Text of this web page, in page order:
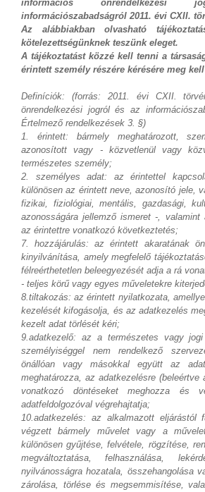
információs
információszabadságról 2011. évi CXII.
Az alábbiakban olvasható
kötelezettségünknek teszünk eleget.
A tájékoztatást közzé kell tenni a
érintett személy részére kérésére meg
Definíciók: (forrás: 2011. évi CXII.
önrendelkezési jogról és az
Értelmező rendelkezések 3. §)
1. érintett: bármely meghatározott,
azonosított vagy - közvetlenül vagy
természetes személy;
2. személyes adat: az érintettel
különösen az érintett neve, azonosító jele,
fizikai, fiziológiai, mentális, gazdasági,
azonosságára jellemző ismeret -, valamint
az érintettre vonatkozó következtetés;
7. hozzájárulás: az érintett akaratának
kinyilvánítása, amely megfelelő
félreérthetetlen beleegyezését adja a rá
- teljes körű vagy egyes műveletekre
8.tiltakozás: az érintett nyilatkozata,
kezelését kifogásolja, és az adatkezelés
kezelt adat törlését kéri;
9.adatkezelő: az a természetes vagy
személyiséggel nem rendelkező
önállóan vagy másokkal együtt az
meghatározza, az adatkezelésre
vonatkozó döntéseket meghozza és
adatfeldolgozóval végrehajtatja;
10.adatkezelés: az alkalmazott eljárástól
végzett bármely művelet vagy a
különösen gyűjtése, felvétele, rögzítése,
megváltoztatása, felhasználása,
nyilvánosságra hozatala, összehangolása
zárolása, törlése és megsemmisítése,